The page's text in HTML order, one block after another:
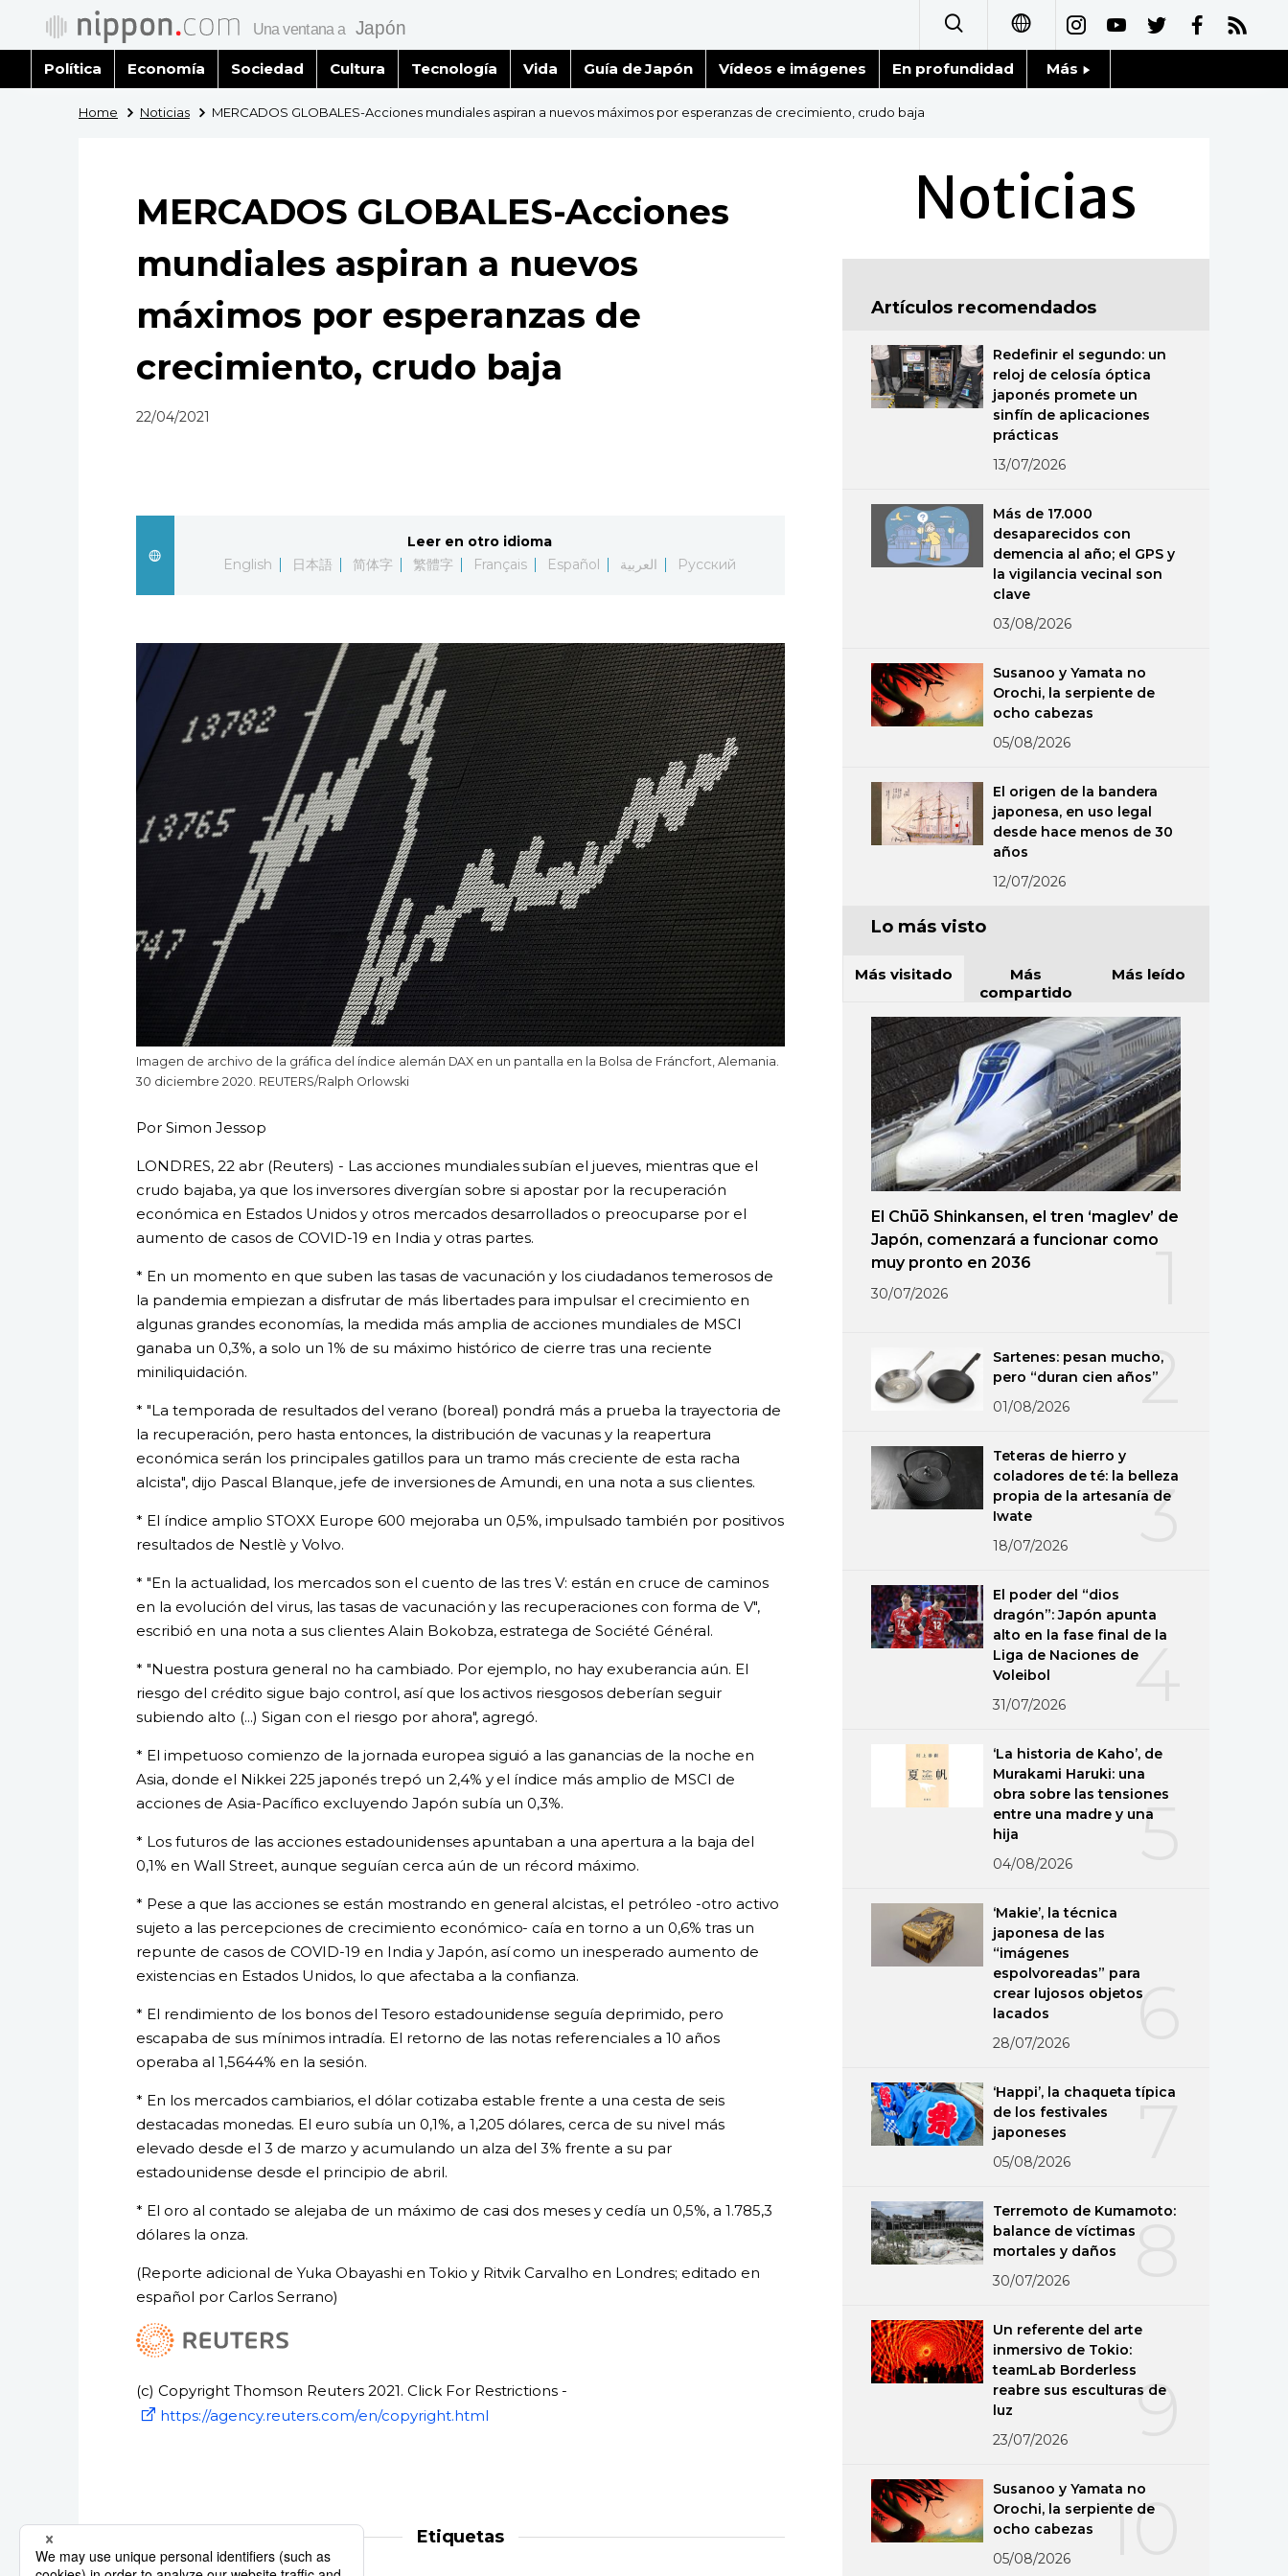
日本語
简体字
繁體字
العربية
Русский
Política Economía Sociedad Cultura Tecnología Vida Guía de Japón Vídeos e imágenes En profundidad Más
Fragmentos de Japón
Gente
Blog
Tokio
Avisos
Home Noticias MERCADOS GLOBALES-Acciones mundiales aspiran a nuevos máximos por esperanzas de crecimiento, crudo baja
MERCADOS GLOBALES-Acciones
mundiales aspiran a nuevos
máximos por esperanzas de
crecimiento, crudo baja
22/04/2021
Leer en otro idioma
English
日本語 简体字 繁體字 Français Español العربية Русский
Imagen de archivo de la gráfica del índice alemán DAX en un pantalla en la Bolsa de Fráncfort, Alemania.
30 diciembre 2020. REUTERS/Ralph Orlowski
Por Simon Jessop
LONDRES, 22 abr (Reuters) - Las acciones mundiales subían el jueves, mientras que el
crudo bajaba, ya que los inversores divergían sobre si apostar por la recuperación
económica en Estados Unidos y otros mercados desarrollados o preocuparse por el
aumento de casos de COVID-19 en India y otras partes.
* En un momento en que suben las tasas de vacunación y los ciudadanos temerosos de
la pandemia empiezan a disfrutar de más libertades para impulsar el crecimiento en
algunas grandes economías, la medida más amplia de acciones mundiales de MSCI
ganaba un 0,3%, a solo un 1% de su máximo histórico de cierre tras una reciente
miniliquidación.
* "La temporada de resultados del verano (boreal) pondrá más a prueba la trayectoria de
la recuperación, pero hasta entonces, la distribución de vacunas y la reapertura
económica serán los principales gatillos para un tramo más creciente de esta racha
alcista", dijo Pascal Blanque, jefe de inversiones de Amundi, en una nota a sus clientes.
* El índice amplio STOXX Europe 600 mejoraba un 0,5%, impulsado también por positivos
resultados de Nestlè y Volvo.
* "En la actualidad, los mercados son el cuento de las tres V: están en cruce de caminos
en la evolución del virus, las tasas de vacunación y las recuperaciones con forma de V",
escribió en una nota a sus clientes Alain Bokobza, estratega de Société Général.
* "Nuestra postura general no ha cambiado. Por ejemplo, no hay exuberancia aún. El
riesgo del crédito sigue bajo control, así que los activos riesgosos deberían seguir
subiendo alto (...) Sigan con el riesgo por ahora", agregó.
* El impetuoso comienzo de la jornada europea siguió a las ganancias de la noche en
Asia, donde el Nikkei 225 japonés trepó un 2,4% y el índice más amplio de MSCI de
acciones de Asia-Pacífico excluyendo Japón subía un 0,3%.
* Los futuros de las acciones estadounidenses apuntaban a una apertura a la baja del
0,1% en Wall Street, aunque seguían cerca aún de un récord máximo.
* Pese a que las acciones se están mostrando en general alcistas, el petróleo -otro activo
sujeto a las percepciones de crecimiento económico- caía en torno a un 0,6% tras un
repunte de casos de COVID-19 en India y Japón, así como un inesperado aumento de
existencias en Estados Unidos, lo que afectaba a la confianza.
* El rendimiento de los bonos del Tesoro estadounidense seguía deprimido, pero
escapaba de sus mínimos intradía. El retorno de las notas referenciales a 10 años
operaba al 1,5644% en la sesión.
* En los mercados cambiarios, el dólar cotizaba estable frente a una cesta de seis
destacadas monedas. El euro subía un 0,1%, a 1,205 dólares, cerca de su nivel más
elevado desde el 3 de marzo y acumulando un alza del 3% frente a su par
estadounidense desde el principio de abril.
* El oro al contado se alejaba de un máximo de casi dos meses y cedía un 0,5%, a 1.785,3
dólares la onza.
(Reporte adicional de Yuka Obayashi en Tokio y Ritvik Carvalho en Londres; editado en
español por Carlos Serrano)
(c) Copyright Thomson Reuters 2021. Click For Restrictions -
https://agency.reuters.com/en/copyright.html
Etiquetas
Noticias
Artículos recomendados
Redefinir el segundo: un
reloj de celosía óptica
japonés promete un
sinfín de aplicaciones
prácticas
13/07/2026
Más de 17.000
desaparecidos con
demencia al año; el GPS y
la vigilancia vecinal son
clave
03/08/2026
Susanoo y Yamata no
Orochi, la serpiente de
ocho cabezas
05/08/2026
El origen de la bandera
japonesa, en uso legal
desde hace menos de 30
años
12/07/2026
Lo más visto
Más visitado
Más
compartido
Más leído
El Chūō Shinkansen, el tren ‘maglev’ de
Japón, comenzará a funcionar como
muy pronto en 2036
30/07/2026
2
Sartenes: pesan mucho,
pero “duran cien años”
01/08/2026
3
Teteras de hierro y
coladores de té: la belleza
propia de la artesanía de
Iwate
18/07/2026
4
El poder del “dios
dragón”: Japón apunta
alto en la fase final de la
Liga de Naciones de
Voleibol
31/07/2026
5
‘La historia de Kaho’, de
Murakami Haruki: una
obra sobre las tensiones
entre una madre y una
hija
04/08/2026
6
‘Makie’, la técnica
japonesa de las
“imágenes
espolvoreadas” para
crear lujosos objetos
lacados
28/07/2026
7
‘Happi’, la chaqueta típica
de los festivales
japoneses
05/08/2026
8
Terremoto de Kumamoto:
balance de víctimas
mortales y daños
30/07/2026
9
Un referente del arte
inmersivo de Tokio:
teamLab Borderless
reabre sus esculturas de
luz
23/07/2026
10
Susanoo y Yamata no
Orochi, la serpiente de
ocho cabezas
05/08/2026